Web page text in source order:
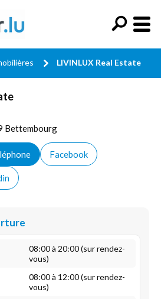
LIVINLUX Real Estate
Bettembourg
Facebook
08:00 à 20:00 (sur rendez-
vous)
08:00 à 12:00 (sur rendez-
vous)